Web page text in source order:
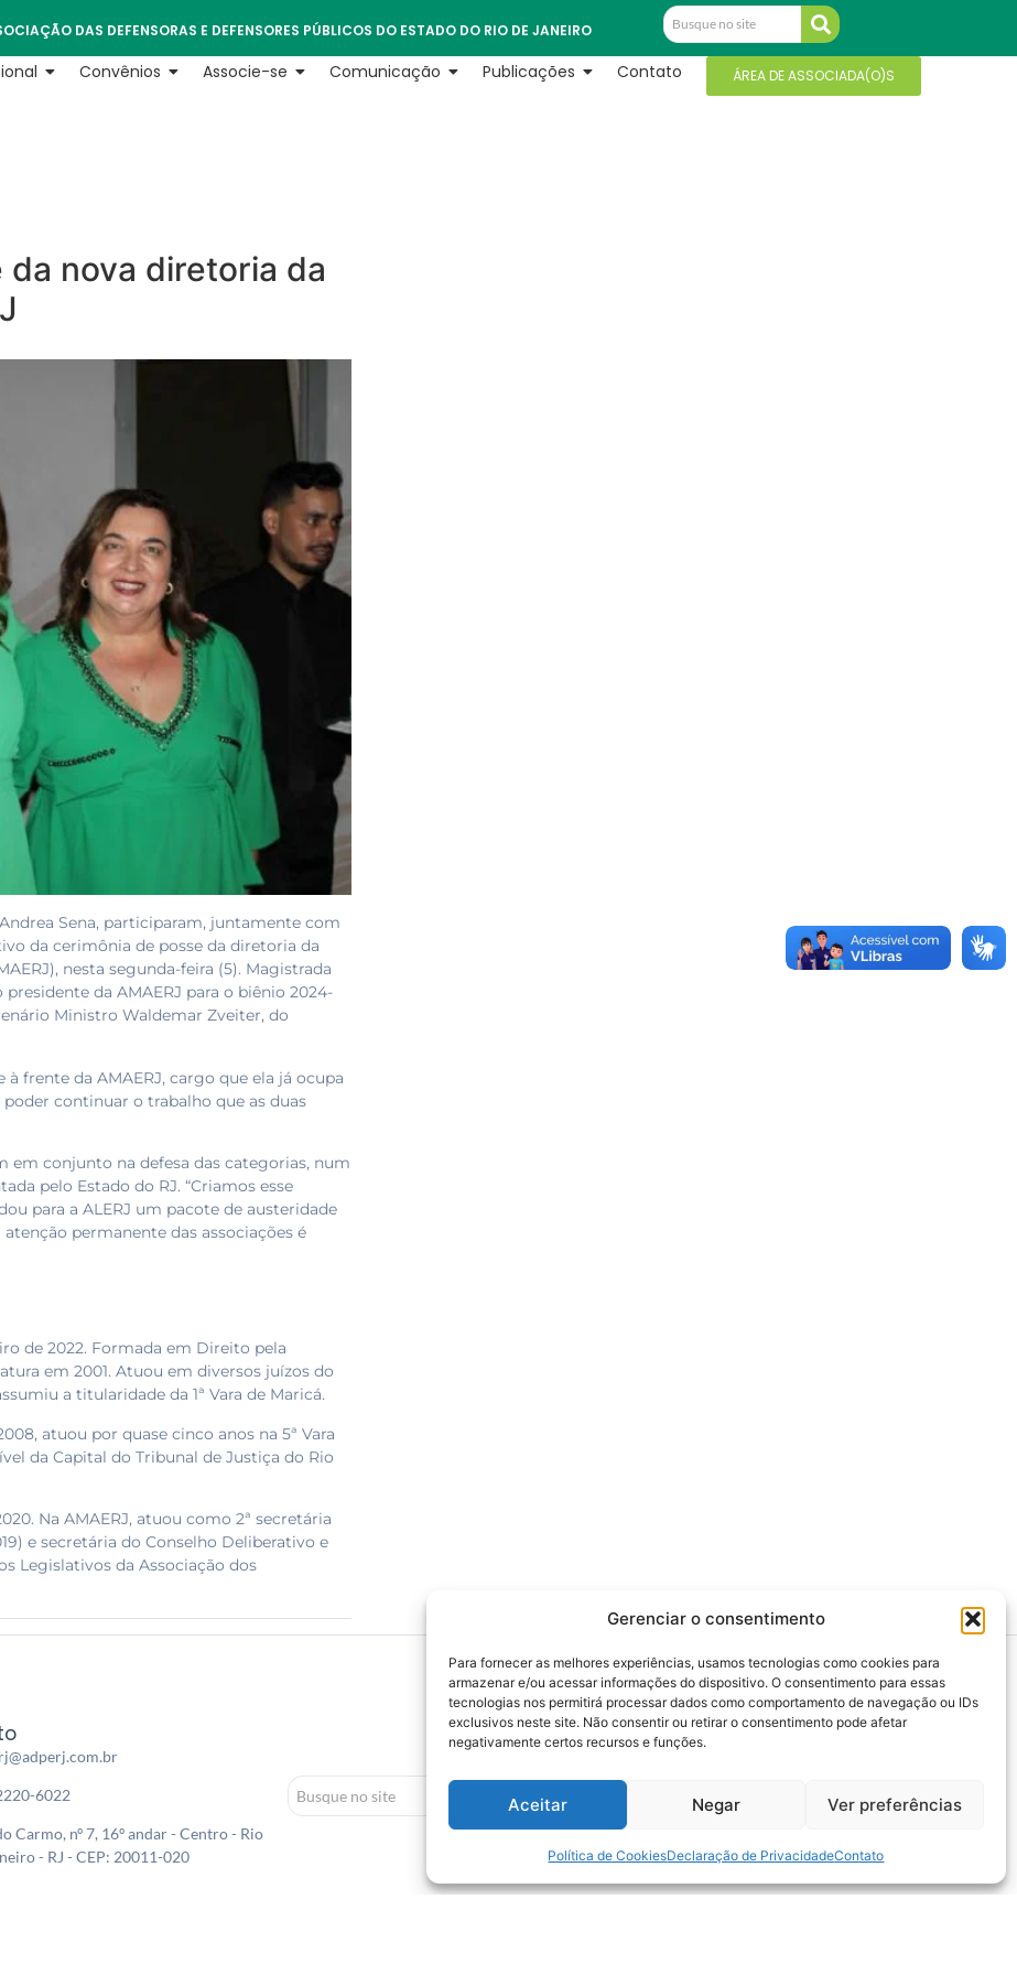
Gerenciar o consentimento
Para fornecer as melhores experiências, usamos tecnologias como cookies para
armazenar e/ou acessar informações do dispositivo. O consentimento para essas
tecnologias nos permitirá processar dados como comportamento de navegação ou IDs
exclusivos neste site. Não consentir ou retirar o consentimento pode afetar
negativamente certos recursos e funções.
Aceitar Negar Ver preferências
Política de CookiesDeclaração de PrivacidadeContato
DAS DEFENSORAS E DEFENSORES PÚBLICOS DO ESTADO DO RIO DE JANEIRO
Convênios Associe-se Comunicação Publicações Contato ÁREA DE ASSOCIADA(O)S
da nova diretoria da
Sena, participaram, juntamente com
da cerimônia de posse da diretoria da
nesta segunda-feira (5). Magistrada
da AMAERJ para o biênio 2024-
Ministro Waldemar Zveiter, do
à frente da AMAERJ, cargo que ela já ocupa
continuar o trabalho que as duas
em conjunto na defesa das categorias, num
pelo Estado do RJ. “Criamos esse
para a ALERJ um pacote de austeridade
permanente das associações é
de 2022. Formada em Direito pela
em 2001. Atuou em diversos juízos do
a titularidade da 1ª Vara de Maricá.
atuou por quase cinco anos na 5ª Vara
da Capital do Tribunal de Justiça do Rio
Na AMAERJ, atuou como 2ª secretária
e secretária do Conselho Deliberativo e
Legislativos da Associação dos
6022
Carmo, nº 7, 16º andar - Centro - Rio
- RJ - CEP: 20011-020
>>> Associação Nacional das Defensoras e
Defensores Públicos (ANADEP)
>>> Caixa de Assistência aos Membros da
Janeiro (CAMARJ)